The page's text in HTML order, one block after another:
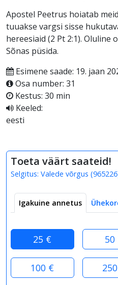
Apostel Peetrus hoiatab
tuuakse vargsi sisse
hereesiaid (2 Pt 2:1). Oluline
Sõnas püsida.
Esimene saade: 19. jaan
Osa number: 31
Kestus: 30 min
Keeled:
eesti
Toeta väärt saateid!
Selgitus: Valede võrgus (965226
Igakuine annetus
25 € 50
100 €